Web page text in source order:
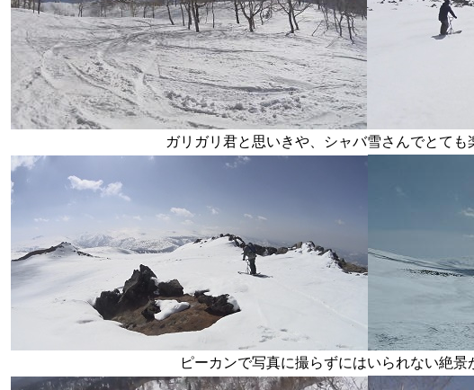
ガリガリ君と思いきや、シャバ雪さんでとても
ピーカンで写真に撮らずにはいられない絶景